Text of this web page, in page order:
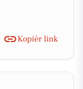
Kopiér link